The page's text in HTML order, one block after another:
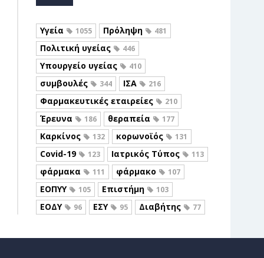
Υγεία 1055 Πρόληψη 481
Πολιτική υγείας 446
Υπουργείο υγείας 410
συμβουλές 344 ΙΣΑ 216
Φαρμακευτικές εταιρείες 210
Έρευνα 186 θεραπεία 177
Καρκίνος 132 κορωνοϊός 131
Covid-19 123 Ιατρικός Τύπος 113
φάρμακα 111 φάρμακο 107
ΕΟΠΥΥ 105 Επιστήμη 103
ΕΟΔΥ 96 ΕΣΥ 95 Διαβήτης 77